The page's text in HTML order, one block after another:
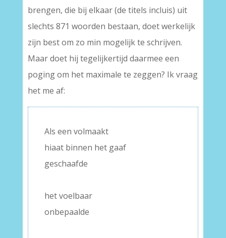
brengen, die bij elkaar (de titels incluis) uit
slechts 871 woorden bestaan, doet werkelijk
zijn best om zo min mogelijk te schrijven.
Maar doet hij tegelijkertijd daarmee een
poging om het maximale te zeggen? Ik vraag
het me af:
Als een volmaakt
hiaat binnen het gaaf
geschaafde
het voelbaar
onbepaalde